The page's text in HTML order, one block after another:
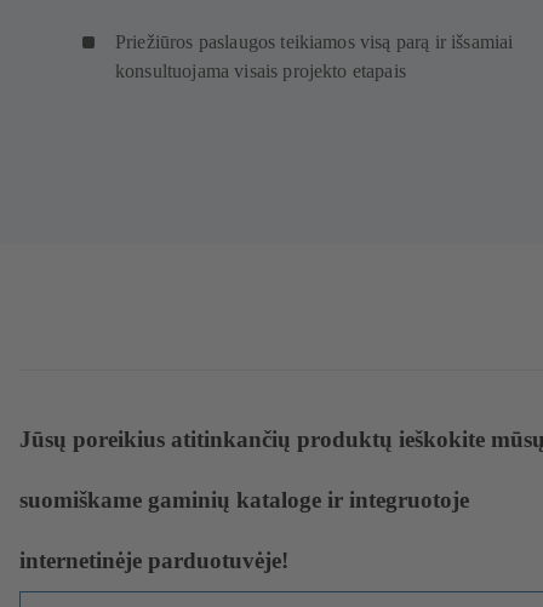
Priežiūros paslaugos teikiamos visą parą ir išsamiai
konsultuojama visais projekto etapais
Jūsų poreikius atitinkančių produktų ieškokite
suomiškame gaminių kataloge ir integruotoje
internetinėje parduotuvėje!